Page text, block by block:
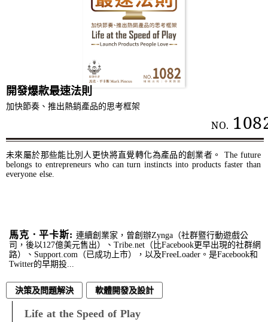
開發爆款最速法則
加快節奏、推出熱銷產品的思考框架
NO.
未來屬於那些能比別人更快將直覺轉化為產品的創業者。 The future
belongs to entrepreneurs who can turn instincts into products faster than
everyone else.
⾺克．平卡斯: 連續創業家，曾創辦Zynga（社群暨行動遊戲公
司，後以127億美元售出）、Tribe.net（比Facebook更早出現的社群網
路）、Support.com（已成功上市），以及FreeLoader。是Facebook和
Twitter的早期投...
決策及問題解決 軟體開發及設計
Life at the Speed of Play